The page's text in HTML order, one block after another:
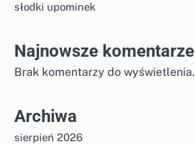
słodki upominek
Najnowsze komentarze
Brak komentarzy do wyświetlenia.
Archiwa
sierpień 2026